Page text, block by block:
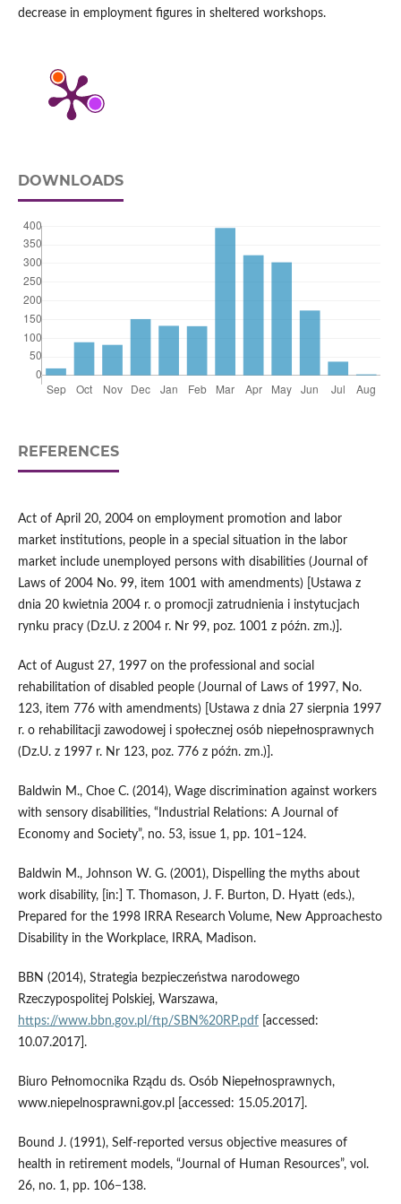
decrease in employment figures in sheltered workshops.
DOWNLOADS
REFERENCES
Act of April 20, 2004 on employment promotion and labor
market institutions, people in a special situation in the labor
market include unemployed persons with disabilities (Journal of
Laws of 2004 No. 99, item 1001 with amendments) [Ustawa z
dnia 20 kwietnia 2004 r. o promocji zatrudnienia i instytucjach
rynku pracy (Dz.U. z 2004 r. Nr 99, poz. 1001 z późn. zm.)].
Act of August 27, 1997 on the professional and social
rehabilitation of disabled people (Journal of Laws of 1997, No.
123, item 776 with amendments) [Ustawa z dnia 27 sierpnia 1997
r. o rehabilitacji zawodowej i społecznej osób niepełnosprawnych
(Dz.U. z 1997 r. Nr 123, poz. 776 z późn. zm.)].
Baldwin M., Choe C. (2014), Wage discrimination against workers
with sensory disabilities, “Industrial Relations: A Journal of
Economy and Society”, no. 53, issue 1, pp. 101–124.
Baldwin M., Johnson W. G. (2001), Dispelling the myths about
work disability, [in:] T. Thomason, J. F. Burton, D. Hyatt (eds.),
Prepared for the 1998 IRRA Research Volume, New Approachesto
Disability in the Workplace, IRRA, Madison.
BBN (2014), Strategia bezpieczeństwa narodowego
Rzeczypospolitej Polskiej, Warszawa,
https://www.bbn.gov.pl/ftp/SBN%20RP.pdf[accessed:
10.07.2017].
Biuro Pełnomocnika Rządu ds. Osób Niepełnosprawnych,
www.niepelnosprawni.gov.pl [accessed: 15.05.2017].
Bound J. (1991), Self‑reported versus objective measures of
health in retirement models, “Journal of Human Resources”, vol.
26, no. 1, pp. 106−138.